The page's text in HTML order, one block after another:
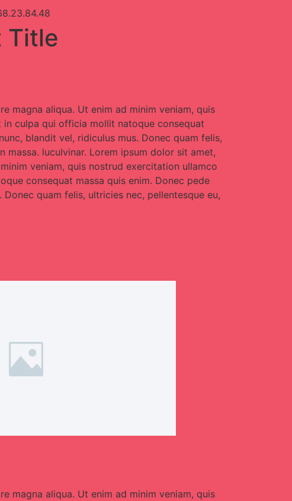
Title
magna aliqua. Ut enim ad minim veniam, quis
culpa qui officia mollit natoque consequat
blandit vel, ridiculus mus. Donec quam felis,
massa. luculvinar. Lorem ipsum dolor sit amet,
veniam, quis nostrud exercitation ullamco
consequat massa quis enim. Donec pede
quam felis, ultricies nec, pellentesque eu,
magna aliqua. Ut enim ad minim veniam, quis